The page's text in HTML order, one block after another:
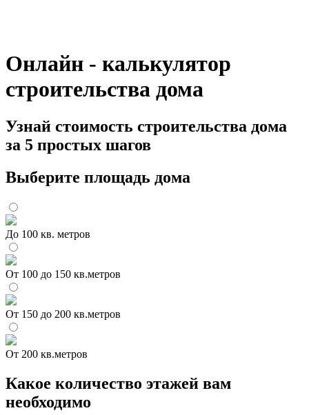
Онлайн - калькулятор
строительства дома
Узнай стоимость строительства дома
за 5 простых шагов
Выберите площадь дома
До 100 кв. метров
От 100 до 150 кв.метров
От 150 до 200 кв.метров
От 200 кв.метров
Какое количество этажей вам
необходимо